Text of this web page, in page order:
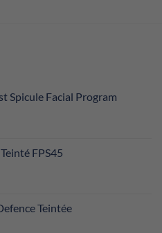
Spicule Facial Program
FPS45
Teintée